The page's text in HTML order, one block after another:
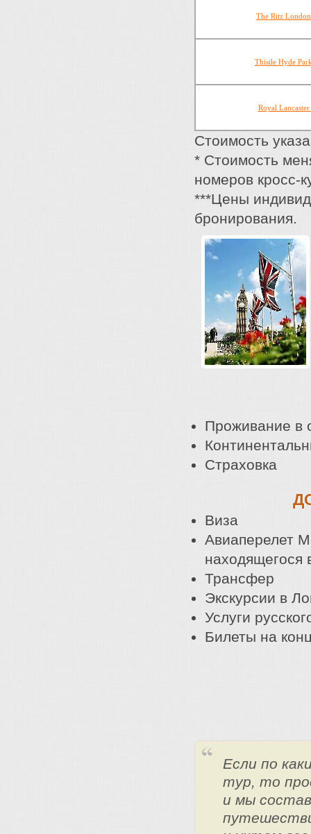
The Ritz
Thistle Hyde
Royal
Стоимость
* Стоимость
номеров кросс-
***Цены
бронирования.
Проживание в
Страховка
Виза
Авиаперелет
находящегося
Трансфер
Экскурсии в
Услуги
Билеты на
Если по
тур, то
и мы